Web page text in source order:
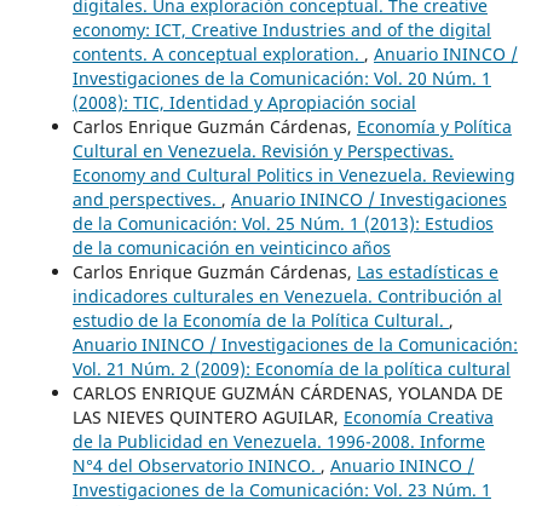
digitales. Una exploración conceptual. The creative
economy: ICT, Creative Industries and of the digital
contents. A conceptual exploration. , Anuario ININCO /
Investigaciones de la Comunicación: Vol. 20 Núm. 1
(2008): TIC, Identidad y Apropiación social
Carlos Enrique Guzmán Cárdenas, Economía y Política
Cultural en Venezuela. Revisión y Perspectivas.
Economy and Cultural Politics in Venezuela. Reviewing
and perspectives. , Anuario ININCO / Investigaciones
de la Comunicación: Vol. 25 Núm. 1 (2013): Estudios
de la comunicación en veinticinco años
Carlos Enrique Guzmán Cárdenas, Las estadísticas e
indicadores culturales en Venezuela. Contribución al
estudio de la Economía de la Política Cultural. ,
Anuario ININCO / Investigaciones de la Comunicación:
Vol. 21 Núm. 2 (2009): Economía de la política cultural
CARLOS ENRIQUE GUZMÁN CÁRDENAS, YOLANDA DE
LAS NIEVES QUINTERO AGUILAR, Economía Creativa
de la Publicidad en Venezuela. 1996-2008. Informe
N°4 del Observatorio ININCO. , Anuario ININCO /
Investigaciones de la Comunicación: Vol. 23 Núm. 1